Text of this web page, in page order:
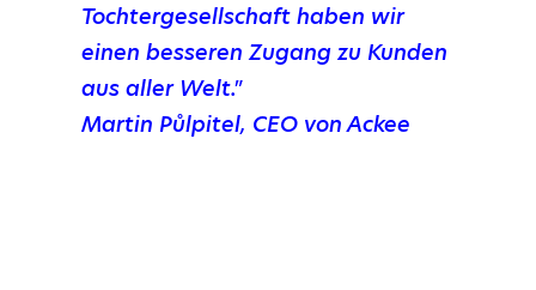
Tochtergesellschaft haben wir
einen besseren Zugang zu Kunden
aus aller Welt."
Martin Půlpitel, CEO von Ackee